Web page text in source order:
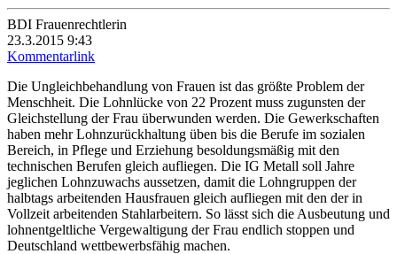
BDI Frauenrechtlerin
23.3.2015 9:43
Kommentarlink
Die Ungleichbehandlung von Frauen ist das größte Problem der
Menschheit. Die Lohnlücke von 22 Prozent muss zugunsten der
Gleichstellung der Frau überwunden werden. Die Gewerkschaften
haben mehr Lohnzurückhaltung üben bis die Berufe im sozialen
Bereich, in Pflege und Erziehung besoldungsmäßig mit den
technischen Berufen gleich aufliegen. Die IG Metall soll Jahre
jeglichen Lohnzuwachs aussetzen, damit die Lohngruppen der
halbtags arbeitenden Hausfrauen gleich aufliegen mit den der in
Vollzeit arbeitenden Stahlarbeitern. So lässt sich die Ausbeutung und
lohnentgeltliche Vergewaltigung der Frau endlich stoppen und
Deutschland wettbewerbsfähig machen.